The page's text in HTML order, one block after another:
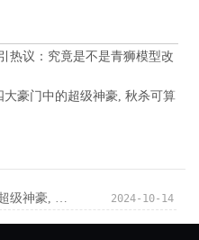
热议：究竟是不是青狮模型改
豪门中的超级神豪, 秋杀可算
2024-10-14